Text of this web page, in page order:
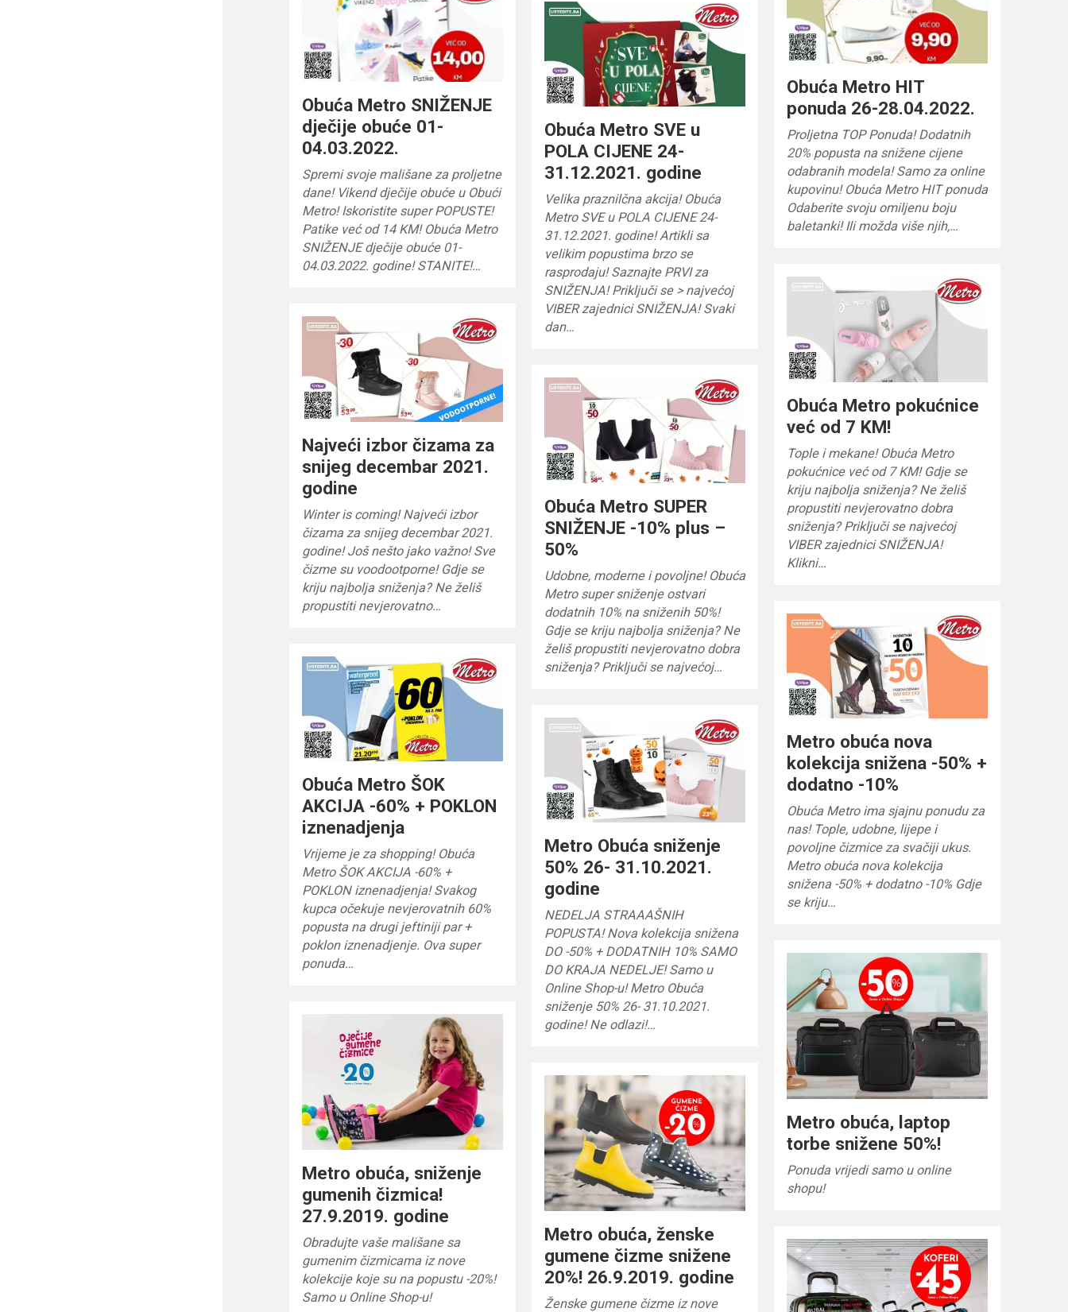
Obuća Metro HIT
ponuda 26-28.04.2022.
Proljetna TOP Ponuda! Dodatnih
20% popusta na snižene cijene
odabranih modela! Samo za online
kupovinu! Obuća Metro HIT ponuda
Odaberite svoju omiljenu boju
baletanki! Ili možda više njih,…
Obuća Metro SNIŽENJE
dječije obuće 01-
04.03.2022.
Spremi svoje mališane za proljetne
dane! Vikend dječije obuće u Obući
Metro! Iskoristite super POPUSTE!
Patike već od 14 KM! Obuća Metro
SNIŽENJE dječije obuće 01-
04.03.2022. godine! STANITE!…
Obuća Metro SVE u
POLA CIJENE 24-
31.12.2021. godine
Velika praznilčna akcija! Obuća
Metro SVE u POLA CIJENE 24-
31.12.2021. godine! Artikli sa
velikim popustima brzo se
rasprodaju! Saznajte PRVI za
SNIŽENJA! Priključi se > najvećoj
VIBER zajednici SNIŽENJA! Svaki
dan…
Obuća Metro pokućnice
već od 7 KM!
Tople i mekane! Obuća Metro
pokućnice već od 7 KM! Gdje se
kriju najbolja sniženja? Ne želiš
propustiti nevjerovatno dobra
sniženja? Priključi se najvećoj
VIBER zajednici SNIŽENJA!
Klikni…
Najveći izbor čizama za
snijeg decembar 2021.
godine
Winter is coming! Najveći izbor
čizama za snijeg decembar 2021.
godine! Još nešto jako važno! Sve
čizme su voodootporne! Gdje se
kriju najbolja sniženja? Ne želiš
propustiti nevjerovatno…
Obuća Metro SUPER
SNIŽENJE -10% plus –
50%
Udobne, moderne i povoljne! Obuća
Metro super sniženje ostvari
dodatnih 10% na sniženih 50%!
Gdje se kriju najbolja sniženja? Ne
želiš propustiti nevjerovatno dobra
sniženja? Priključi se najvećoj…
Metro obuća nova
kolekcija snižena -50% +
dodatno -10%
Obuća Metro ima sjajnu ponudu za
nas! Tople, udobne, lijepe i
povoljne čizmice za svačiji ukus.
Metro obuća nova kolekcija
snižena -50% + dodatno -10% Gdje
se kriju…
Obuća Metro ŠOK
AKCIJA -60% + POKLON
iznenadjenja
Vrijeme je za shopping! Obuća
Metro ŠOK AKCIJA -60% +
POKLON iznenadjenja! Svakog
kupca očekuje nevjerovatnih 60%
popusta na drugi jeftiniji par +
poklon iznenadjenje. Ova super
ponuda…
Metro Obuća sniženje
50% 26- 31.10.2021.
godine
NEDELJA STRAAAŠNIH
POPUSTA! Nova kolekcija snižena
DO -50% + DODATNIH 10% SAMO
DO KRAJA NEDELJE! Samo u
Online Shop-u! Metro Obuća
sniženje 50% 26- 31.10.2021.
godine! Ne odlazi!…
Metro obuća, laptop
torbe snižene 50%!
Ponuda vrijedi samo u online
shopu!
Metro obuća, sniženje
gumenih čizmica!
27.9.2019. godine
Obradujte vaše mališane sa
gumenim čizmicama iz nove
kolekcije koje su na popustu -20%!
Samo u Online Shop-u!
Metro obuća, ženske
gumene čizme snižene
20%! 26.9.2019. godine
Ženske gumene čizme iz nove